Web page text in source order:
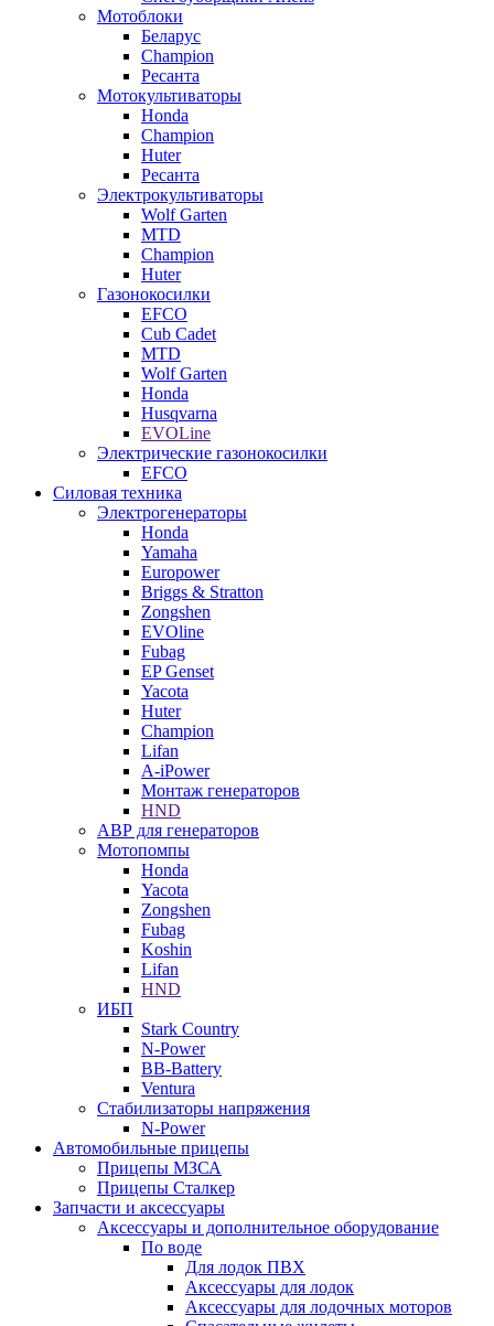
Мотоблоки
Беларус
Champion
Ресанта
Мотокультиваторы
Honda
Champion
Huter
Ресанта
Электрокультиваторы
Wolf Garten
MTD
Champion
Huter
Газонокосилки
EFCO
Cub Cadet
MTD
Wolf Garten
Honda
Husqvarna
EVOLine
Электрические газонокосилки
EFCO
Силовая техника
Электрогенераторы
Honda
Yamaha
Europower
Briggs & Stratton
Zongshen
EVOline
Fubag
EP Genset
Yacota
Huter
Champion
Lifan
A-iPower
Монтаж генераторов
HND
АВР для генераторов
Мотопомпы
Honda
Yacota
Zongshen
Fubag
Koshin
Lifan
HND
ИБП
Stark Country
N-Power
BB-Battery
Ventura
Стабилизаторы напряжения
N-Power
Автомобильные прицепы
Прицепы МЗСА
Прицепы Сталкер
Запчасти и аксессуары
Аксессуары и дополнительное оборудование
По воде
Для лодок ПВХ
Аксессуары для лодок
Аксессуары для лодочных моторов